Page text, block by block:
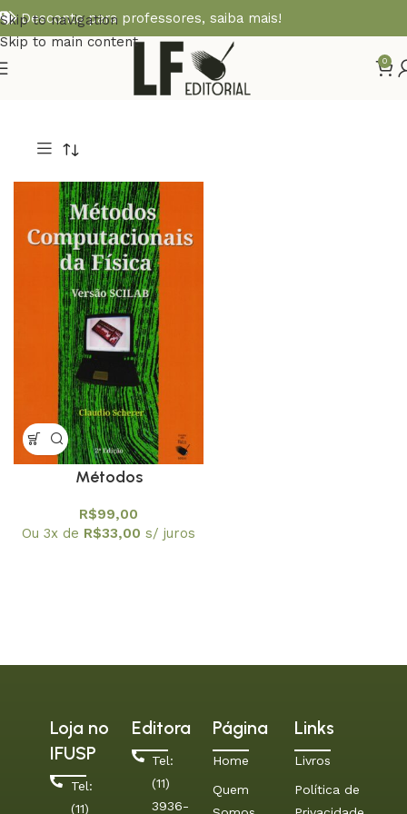
Skip to navigation
Skip to main content
Desconto para professores, saiba mais!
0
Métodos
Física – versão SCILAB
R$99,00
Ou 3x de R$33,00 s/ juros
Loja no
IFUSP
Tel:
(11)
Editora
Tel:
(11)
3936-
Página
Home
Quem
Links
Livros
Política de